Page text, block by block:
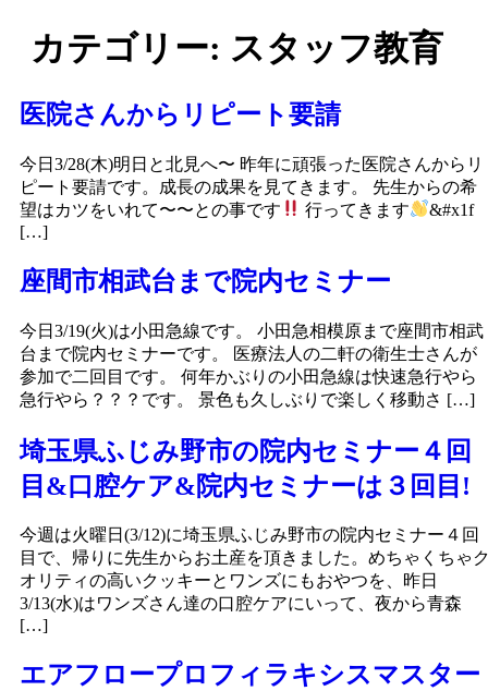
カテゴリー: スタッフ教育
医院さんからリピート要請
今日3/28(木)明日と北見へ〜 昨年に頑張った医院さんからリ
ピート要請です。成長の成果を見てきます。 先生からの希
望はカツをいれて〜〜との事です
行ってきます
&#x1f
[…]
座間市相武台まで院内セミナー
今日3/19(火)は小田急線です。 小田急相模原まで座間市相武
台まで院内セミナーです。 医療法人の二軒の衛生士さんが
参加で二回目です。 何年かぶりの小田急線は快速急行やら
急行やら？？？です。 景色も久しぶりで楽しく移動さ […]
埼玉県ふじみ野市の院内セミナー４回
目&口腔ケア&院内セミナーは３回目!
今週は火曜日(3/12)に埼玉県ふじみ野市の院内セミナー４回
目で、帰りに先生からお土産を頂きました。めちゃくちゃ
オリティの高いクッキーとワンズにもおやつを、昨日
3/13(水)はワンズさん達の口腔ケアにいって、夜から青森
[…]
エアフロープロフィラキシスマスター